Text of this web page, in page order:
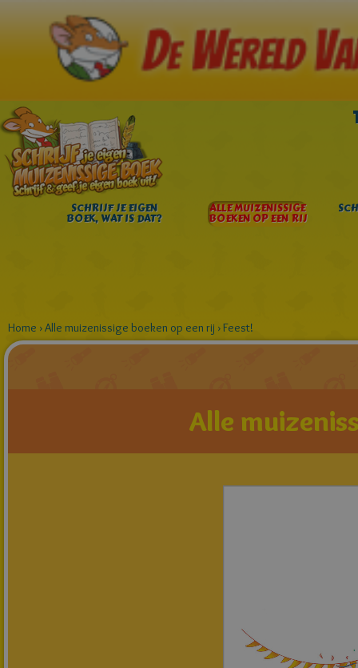
SCHRIJF JE EIGEN
BOEK, WAT IS DAT?
ALLE MUIZENISSIGE
BOEKEN OP EEN RIJ
Home ›Alle muizenissige boeken op een rij ›Feest!
Alle